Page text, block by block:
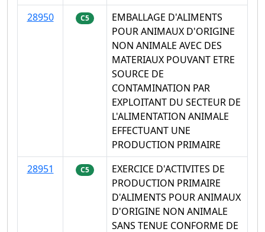
28950
C5
EMBALLAGE D'ALIMENTS
POUR ANIMAUX D'ORIGINE
NON ANIMALE AVEC DES
MATERIAUX POUVANT ETRE
SOURCE DE
CONTAMINATION PAR
EXPLOITANT DU SECTEUR DE
L'ALIMENTATION ANIMALE
EFFECTUANT UNE
PRODUCTION PRIMAIRE
28951
C5
EXERCICE D'ACTIVITES DE
PRODUCTION PRIMAIRE
D'ALIMENTS POUR ANIMAUX
D'ORIGINE NON ANIMALE
SANS TENUE CONFORME DE